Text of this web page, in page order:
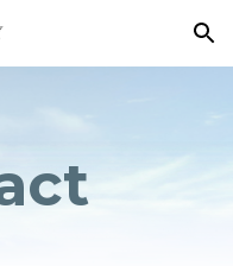
Skip to navigation